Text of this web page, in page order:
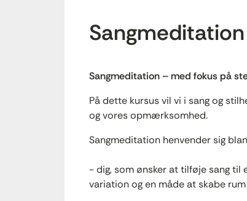
Sangmeditation – med fokus på
På dette kursus vil vi i sang og
og vores opmærksomhed.
Sangmeditation henvender sig
- dig, som ønsker at tilføje sang til
variation og en måde at skabe